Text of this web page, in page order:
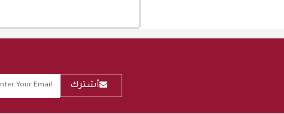
أشترك